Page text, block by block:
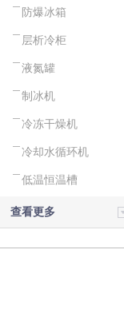
防爆冰箱
层析冷柜
液氮罐
制冰机
冷冻干燥机
冷却水循环机
低温恒温槽
查看更多